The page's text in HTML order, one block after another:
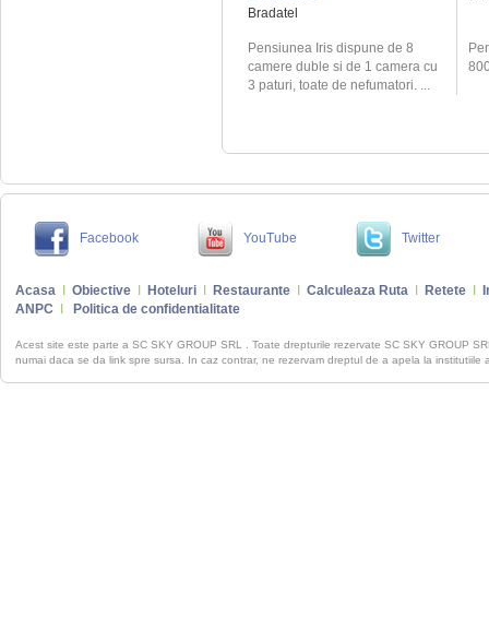
Bradatel
Pensiunea Iris dispune de 8
camere duble si de 1 camera cu
3 paturi, toate de nefumatori. ...
Facebook YouTube Twitter
Acasa Obiective Hoteluri Restaurante Calculeaza Ruta Retete
ANPC
Politica de confidentialitate
Acest site este parte a SC SKY GROUP SRL . Toate drepturile rezervate SC SKY GROUP
numai daca se da link spre sursa. In caz contrar, ne rezervam dreptul de a apela la institutiile